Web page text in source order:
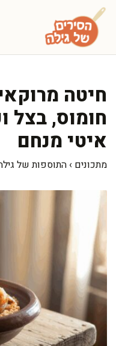
לדלג
לתוכן
חיטה
חומוס, בצל
איטי מנחם
מתכונים › התוספות של